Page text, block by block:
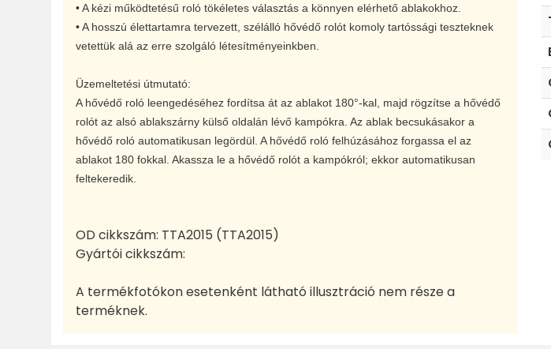
• A kézi működtetésű roló tökéletes választás a könnyen elérhető ablakokhoz.
• A hosszú élettartamra tervezett, szélálló hővédő rolót komoly tartóssági teszteknek
vetettük alá az erre szolgáló létesítményeinkben.
Üzemeltetési útmutató:
A hővédő roló leengedéséhez fordítsa át az ablakot 180°-kal, majd rögzítse a hővédő
rolót az alsó ablakszárny külső oldalán lévő kampókra. Az ablak becsukásakor a
hővédő roló automatikusan legördül. A hővédő roló felhúzásához forgassa el az
ablakot 180 fokkal. Akassza le a hővédő rolót a kampókról; ekkor automatikusan
feltekeredik.
OD cikkszám: TTA2015 (TTA2015)
Gyártói cikkszám:
A termékfotókon esetenként látható illusztráció nem része a
terméknek.